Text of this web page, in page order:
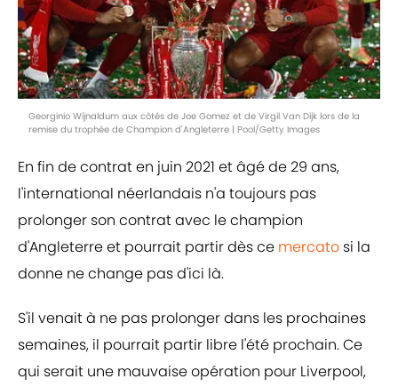
Georginio Wijnaldum aux côtés de Joe Gomez et de Virgil Van Dijk lors de la
remise du trophée de Champion d'Angleterre | Pool/Getty Images
En fin de contrat en juin 2021 et âgé de 29 ans,
l'international néerlandais n'a toujours pas
prolonger son contrat avec le champion
d'Angleterre et pourrait partir dès ce mercato si la
donne ne change pas d'ici là.
S'il venait à ne pas prolonger dans les prochaines
semaines, il pourrait partir libre l'été prochain. Ce
qui serait une mauvaise opération pour Liverpool,